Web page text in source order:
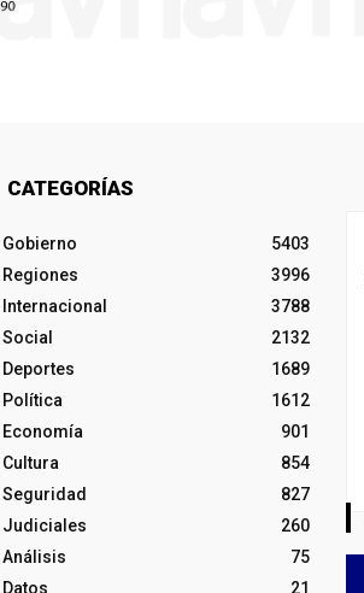
CATEGORÍAS
Gobierno
5403
Regiones
3996
Internacional
3788
Social
2132
Deportes
1689
Política
1612
Economía
901
Cultura
854
Seguridad
827
Judiciales
260
Análisis
75
Datos
21